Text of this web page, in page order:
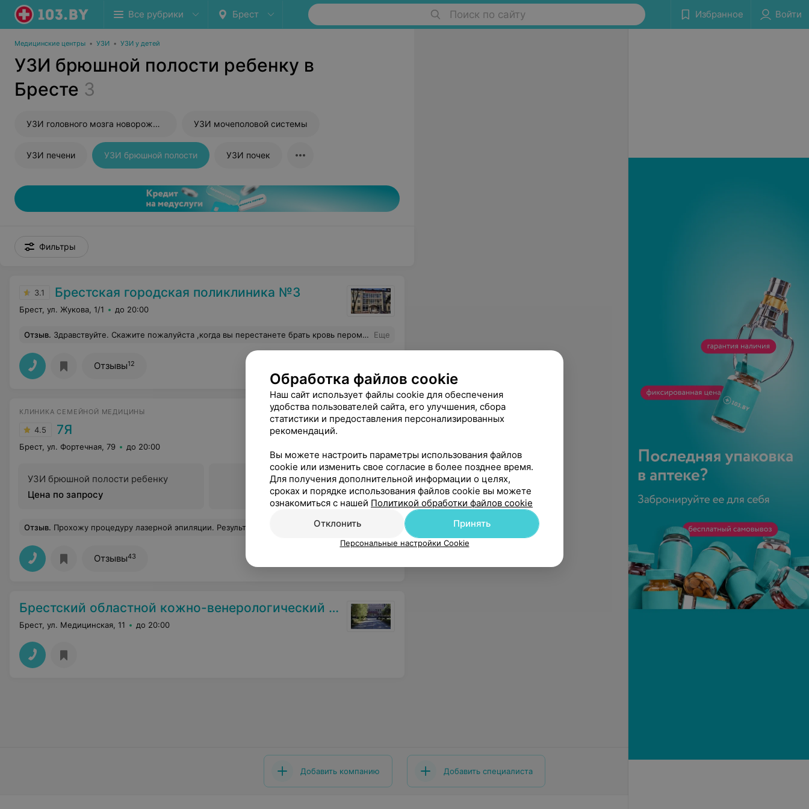
Все рубрики Брест Поиск по сайту Избранное Войти
Медицинские центры • УЗИ • УЗИ у детей
УЗИ брюшной полости ребенку в
Бресте 3
УЗИ головного мозга новорожденного УЗИ мочеполовой системы
УЗИ печени УЗИ брюшной полости УЗИ почек
Фильтры
3.1 Брестская городская поликлиника №3
Брест, ул. Жукова, 1/1 до 20:00
Отзыв. Здравствуйте. Скажите пожалуйста ,когда вы перестанете брать кровь пером, вроде 21век на улице, а не средневековье. Вчера брали кровь с пальца , опух, покраснел ещё и кусочек кожицы болтался, пока не оторвал не дотронуться. Ладно мне, а если б ребенку, он после такого в жизни не пошел бы сдавать кровь. Еще
Отзывы12
КЛИНИКА СЕМЕЙНОЙ МЕДИЦИНЫ
4.5 7Я
Брест, ул. Фортечная, 79 до 20:00
УЗИ брюшной полости ребенку
Цена по запросу
Все цены
Отзыв. Прохожу процедуру лазерной эпиляции. Результат увидела уже после первого сеанса. Замечательный персонал. Отличная клиника.
Отзывы43
Брестский областной кожно-венерологический диспансер
Брест, ул. Медицинская, 11 до 20:00
Добавить компанию Добавить специалиста
Обработка файлов cookie
Наш сайт использует файлы cookie для обеспечения
удобства пользователей сайта, его улучшения, сбора
статистики и предоставления персонализированных
рекомендаций.
Вы можете настроить параметры использования файлов
cookie или изменить свое согласие в более позднее время.
Для получения дополнительной информации о целях,
сроках и порядке использования файлов cookie вы можете
ознакомиться с нашей Политикой обработки файлов cookie
Отклонить
Принять
Персональные настройки Cookie